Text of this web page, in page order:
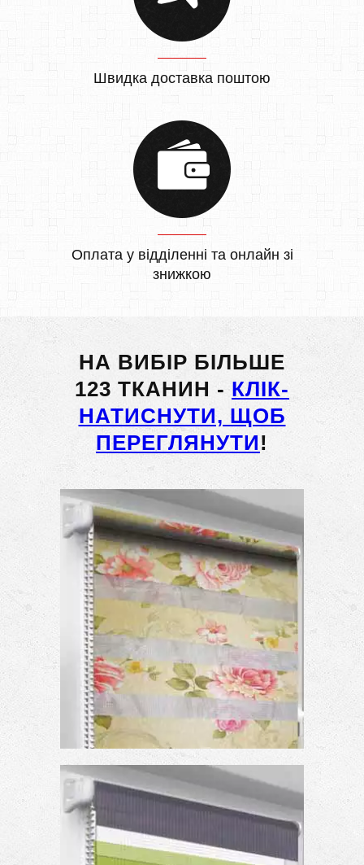
Швидка доставка поштою
Оплата у відділенні та онлайн зі
знижкою
НА ВИБІР БІЛЬШЕ
123 ТКАНИН - КЛІК-
НАТИСНУТИ, ЩОБ
ПЕРЕГЛЯНУТИ!